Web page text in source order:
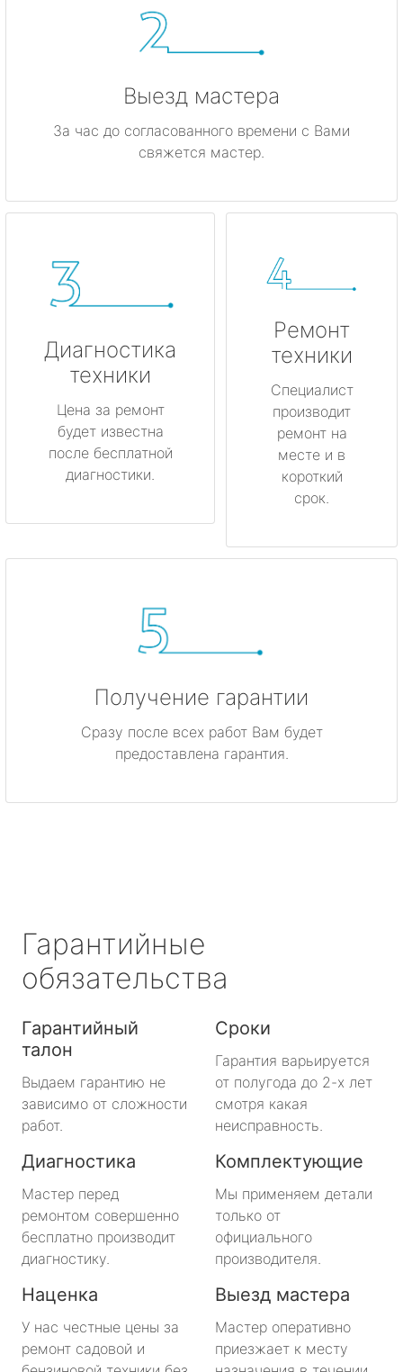
Выезд мастера
За час до согласованного времени с Вами
свяжется мастер.
Диагностика
техники
Цена за ремонт
будет известна
после бесплатной
диагностики.
Ремонт
техники
Специалист
производит
ремонт на
месте и в
короткий
срок.
Получение гарантии
Сразу после всех работ Вам будет
предоставлена гарантия.
Гарантийные
обязательства
Гарантийный
талон
Выдаем гарантию не
зависимо от сложности
работ.
Сроки
Гарантия варьируется
от полугода до 2-х лет
смотря какая
неисправность.
Диагностика
Мастер перед
ремонтом совершенно
бесплатно производит
диагностику.
Комплектующие
Мы применяем детали
только от
официального
производителя.
Наценка
У нас честные цены за
ремонт садовой и
Выезд мастера
Мастер оперативно
приезжает к месту